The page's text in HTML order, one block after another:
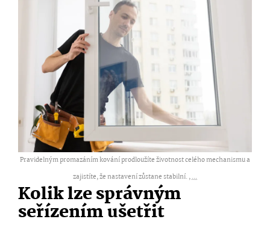
Pravidelným promazáním kování prodloužíte životnost celého mechanismu a
zajistíte, že nastavení zůstane stabilní. ,...
Kolik lze správným
seřízením ušetřit